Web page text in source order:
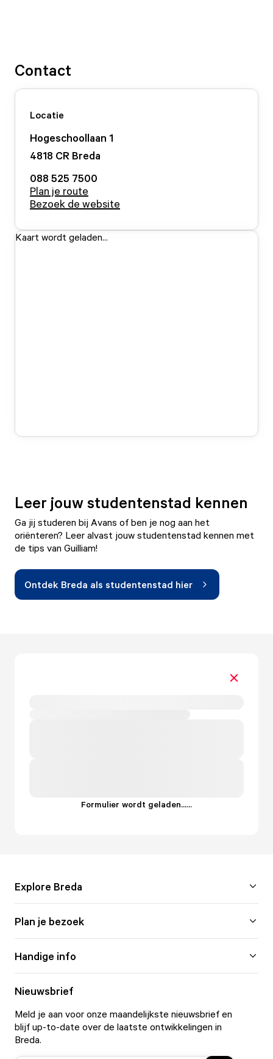
Contact
Locatie
Hogeschoollaan 1
4818 CR Breda
088 525 7500
Plan je route
Bezoek de website
Kaart wordt geladen...
Leer jouw studentenstad kennen
Ga jij studeren bij Avans of ben je nog aan het
oriënteren? Leer alvast jouw studentenstad kennen met
de tips van Guilliam!
Ontdek Breda als studentenstad hier
Formulier wordt geladen......
Explore Breda
Plan je bezoek
Handige info
Nieuwsbrief
Meld je aan voor onze maandelijkste nieuwsbrief en
blijf up-to-date over de laatste ontwikkelingen in
Breda.